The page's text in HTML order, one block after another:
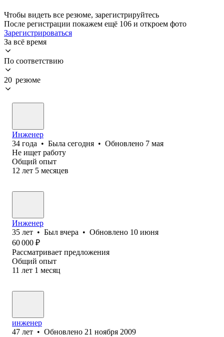
Чтобы видеть все резюме, зарегистрируйтесь
После регистрации покажем ещё 106 и откроем фото
Зарегистрироваться
За всё время
По соответствию
20 резюме
Инженер
34 года • Была сегодня • Обновлено 7 мая
Не ищет работу
Общий опыт
12 лет 5 месяцев
Инженер
35 лет • Был вчера • Обновлено 10 июня
60 000 ₽
Рассматривает предложения
Общий опыт
11 лет 1 месяц
инженер
47 лет • Обновлено 21 ноября 2009